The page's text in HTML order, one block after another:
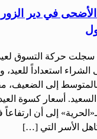
في دير الزور
سجلت حركة التسوق
الشراء استعداداً
إلى الضعيف،
أسعار كسوة
إلى أن ارتفاعاً
الأسر التي […]